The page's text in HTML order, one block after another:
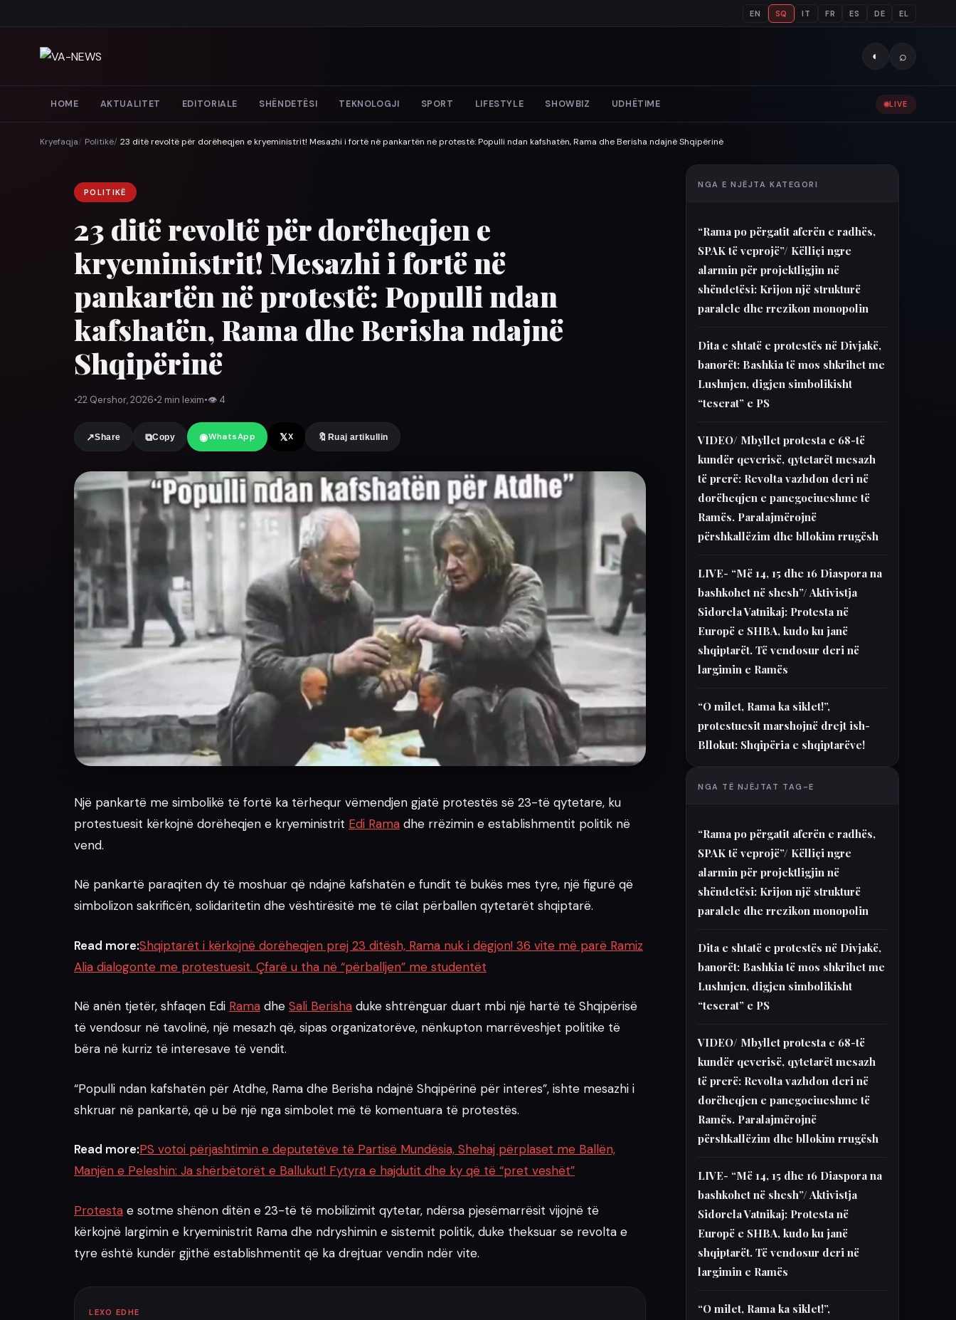
EN SQ IT FR ES DE EL
◐ ⌕
HOME AKTUALITET EDITORIALE SHËNDETËSI TEKNOLOGJI SPORT LIFESTYLE SHOWBIZ UDHËTIME LIVE
Kryefaqja Politikë 23 ditë revoltë për dorëheqjen e kryeministrit! Mesazhi i fortë në pankartën në protestë: Populli ndan kafshatën, Rama dhe Berisha ndajnë Shqipërinë
POLITIKË
23 ditë revoltë për dorëheqjen e
kryeministrit! Mesazhi i fortë në
pankartën në protestë: Populli ndan
kafshatën, Rama dhe Berisha ndajnë
Shqipërinë
•22 Qershor, 2026•2 min lexim•👁 4
↗Share ⧉Copy ◉WhatsApp 𝕏X 🔖 Ruaj artikullin
Një pankartë me simbolikë të fortë ka tërhequr vëmendjen gjatë protestës së 23-të qytetare, ku
protestuesit kërkojnë dorëheqjen e kryeministrit Edi Rama dhe rrëzimin e establishmentit politik në
vend.
Në pankartë paraqiten dy të moshuar që ndajnë kafshatën e fundit të bukës mes tyre, një figurë që
simbolizon sakrificën, solidaritetin dhe vështirësitë me të cilat përballen qytetarët shqiptarë.
Read more:Shqiptarët i kërkojnë dorëheqjen prej 23 ditësh, Rama nuk i dëgjon! 36 vite më parë Ramiz
Alia dialogonte me protestuesit. Çfarë u tha në “përballjen” me studentët
Në anën tjetër, shfaqen Edi Rama dhe Sali Berisha duke shtrënguar duart mbi një hartë të Shqipërisë
të vendosur në tavolinë, një mesazh që, sipas organizatorëve, nënkupton marrëveshjet politike të
bëra në kurriz të interesave të vendit.
“Populli ndan kafshatën për Atdhe, Rama dhe Berisha ndajnë Shqipërinë për interes”, ishte mesazhi i
shkruar në pankartë, që u bë një nga simbolet më të komentuara të protestës.
Read more:PS votoi përjashtimin e deputetëve të Partisë Mundësia, Shehaj përplaset me Ballën,
Manjën e Peleshin: Ja shërbëtorët e Ballukut! Fytyra e hajdutit dhe ky që të “pret veshët”
Protesta e sotme shënon ditën e 23-të të mobilizimit qytetar, ndërsa pjesëmarrësit vijojnë të
kërkojnë largimin e kryeministrit Rama dhe ndryshimin e sistemit politik, duke theksuar se revolta e
tyre është kundër gjithë establishmentit që ka drejtuar vendin ndër vite.
LEXO EDHE
NGA E NJËJTA KATEGORI
“Rama po përgatit aferën e radhës,
SPAK të veprojë”/ Këlliçi ngre
alarmin për projektligjin në
shëndetësi: Krijon një strukturë
paralele dhe rrezikon monopolin
Dita e shtatë e protestës në Divjakë,
banorët: Bashkia të mos shkrihet me
Lushnjen, digjen simbolikisht
“teserat” e PS
VIDEO/ Mbyllet protesta e 68-të
kundër qeverisë, qytetarët mesazh
të prerë: Revolta vazhdon deri në
dorëheqjen e panegociueshme të
Ramës. Paralajmërojnë
përshkallëzim dhe bllokim rrugësh
LIVE- “Më 14, 15 dhe 16 Diaspora na
bashkohet në shesh”/ Aktivistja
Sidorela Vatnikaj: Protesta në
Europë e SHBA, kudo ku janë
shqiptarët. Të vendosur deri në
largimin e Ramës
“O milet, Rama ka siklet!”,
protestuesit marshojnë drejt ish-
Bllokut: Shqipëria e shqiptarëve!
NGA TË NJËJTAT TAG-E
“Rama po përgatit aferën e radhës,
SPAK të veprojë”/ Këlliçi ngre
alarmin për projektligjin në
shëndetësi: Krijon një strukturë
paralele dhe rrezikon monopolin
Dita e shtatë e protestës në Divjakë,
banorët: Bashkia të mos shkrihet me
Lushnjen, digjen simbolikisht
“teserat” e PS
VIDEO/ Mbyllet protesta e 68-të
kundër qeverisë, qytetarët mesazh
të prerë: Revolta vazhdon deri në
dorëheqjen e panegociueshme të
Ramës. Paralajmërojnë
përshkallëzim dhe bllokim rrugësh
LIVE- “Më 14, 15 dhe 16 Diaspora na
bashkohet në shesh”/ Aktivistja
Sidorela Vatnikaj: Protesta në
Europë e SHBA, kudo ku janë
shqiptarët. Të vendosur deri në
largimin e Ramës
“O milet, Rama ka siklet!”,